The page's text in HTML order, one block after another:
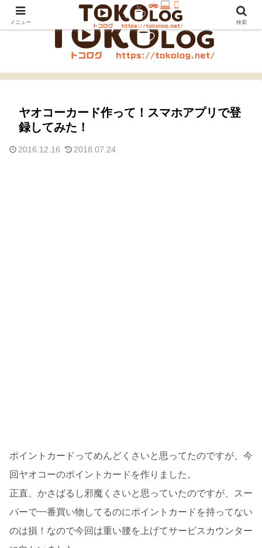
ヤオコーカード作って！スマホアプリで登
録してみた！
2016.12.16 2018.07.24
ポイントカードってめんどくさいと思ってたのですが、今
回ヤオコーのポイントカードを作りました。
正直、かさばるし邪魔くさいと思っていたのですが、スー
パーで一番買い物してるのにポイントカードを持ってない
のは損！なので今回は重い腰を上げてサービスカウンター
メニュー 検索